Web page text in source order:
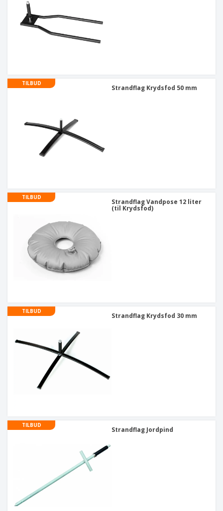
TILBUD
Strandflag Krydsfod 50 mm
TILBUD
Strandflag Vandpose 12 liter
(til Krydsfod)
TILBUD
Strandflag Krydsfod 30 mm
TILBUD
Strandflag Jordpind